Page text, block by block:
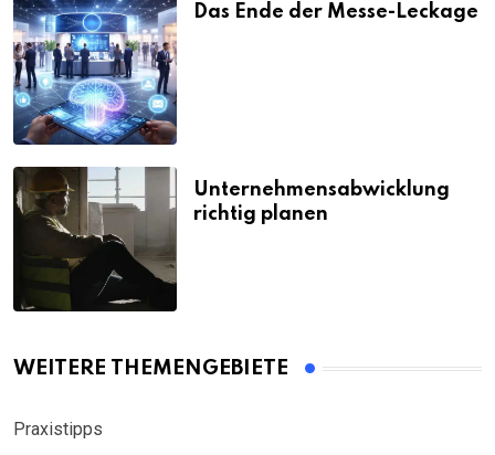
Das Ende der Messe-Leckage
Unternehmensabwicklung
richtig planen
WEITERE THEMENGEBIETE
Praxistipps